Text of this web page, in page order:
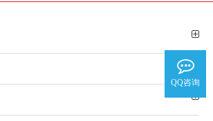
QQ咨询